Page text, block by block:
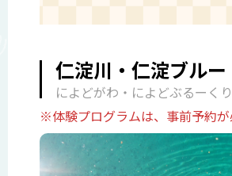
仁淀川・仁淀ブル
によどがわ・によどぶるーく
※体験プログラムは、事前予約が